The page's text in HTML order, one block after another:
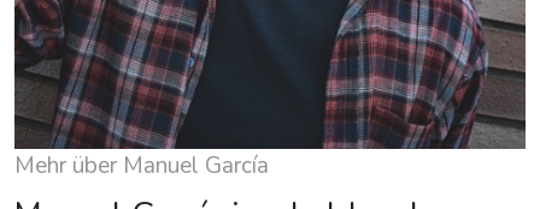
Mehr über Manuel García